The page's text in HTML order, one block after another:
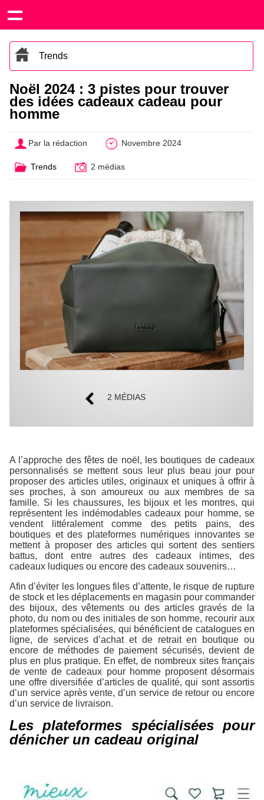
Trends
Noël 2024 : 3 pistes pour trouver
des idées cadeaux cadeau pour
homme
Par la rédaction Novembre 2024
Trends 2 médias
2 MÉDIAS
A l’approche des fêtes de noël, les boutiques de cadeaux
personnalisés se mettent sous leur plus beau jour pour
proposer des articles utiles, originaux et uniques à offrir à
ses proches, à son amoureux ou aux membres de sa
famille. Si les chaussures, les bijoux et les montres, qui
représentent les indémodables cadeaux pour homme, se
vendent littéralement comme des petits pains, des
boutiques et des plateformes numériques innovantes se
mettent à proposer des articles qui sortent des sentiers
battus, dont entre autres des cadeaux intimes, des
cadeaux ludiques ou encore des cadeaux souvenirs…
Afin d’éviter les longues files d’attente, le risque de rupture
de stock et les déplacements en magasin pour commander
des bijoux, des vêtements ou des articles gravés de la
photo, du nom ou des initiales de son homme, recourir aux
plateformes spécialisées, qui bénéficient de catalogues en
ligne, de services d’achat et de retrait en boutique ou
encore de méthodes de paiement sécurisés, devient de
plus en plus pratique. En effet, de nombreux sites français
de vente de cadeaux pour homme proposent désormais
une offre diversifiée d’articles de qualité, qui sont assortis
d’un service après vente, d’un service de retour ou encore
d’un service de livraison.
Les plateformes spécialisées pour
dénicher un cadeau original